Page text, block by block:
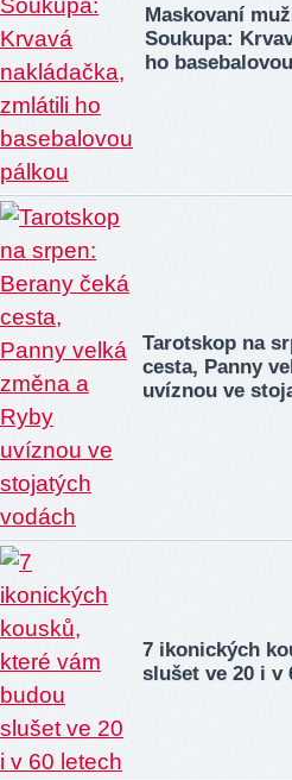
Maskovaní
Soukupa:
ho
Tarotskop na
cesta, Panny
uvíznou ve
7 ikonických
slušet ve 20 i v